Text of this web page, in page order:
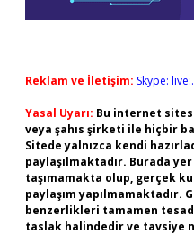
Reklam ve İletişim: Skype:
Yasal Uyarı: Bu internet
veya şahıs şirketi ile hiçbir
Sitede yalnızca kendi
paylaşılmaktadır. Burada
taşımamakta olup, gerçek
paylaşım yapılmamaktadır.
benzerlikleri tamamen
taslak halindedir ve tavsiye